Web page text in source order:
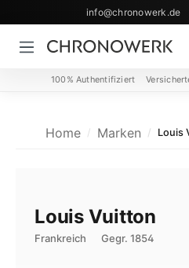
Zum Hauptinhalt springen
info@chronowerk.de
100% Authentifiziert
Home Marken Louis
Louis Vuitton
Frankreich Gegr. 1854